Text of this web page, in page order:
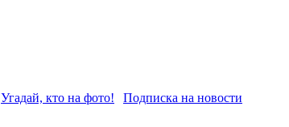
Угадай, кто на фото! Подписка на новости